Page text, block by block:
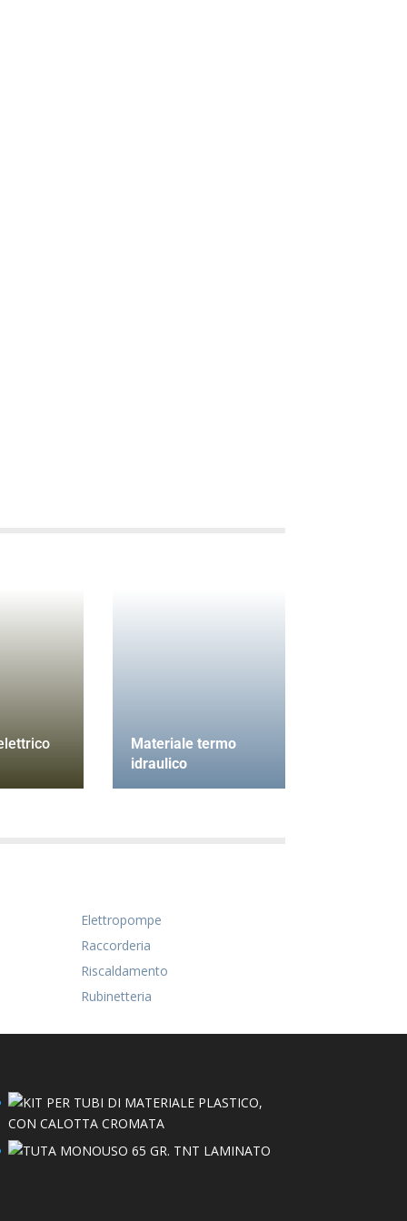
Materiale termo
idraulico
Elettropompe
Raccorderia
Riscaldamento
Rubinetteria